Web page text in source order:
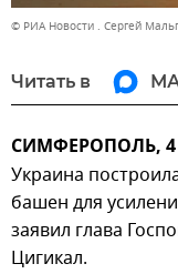
© РИА Новости . Сергей
Читать в
СИМФЕРОПОЛЬ, 4
Украина
башен для
заявил глава
Цигикал.